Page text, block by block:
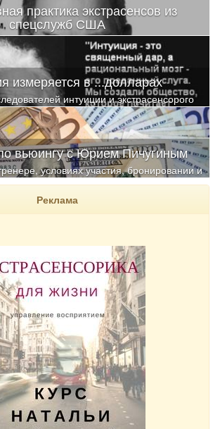
практика экстрасенсов из
спецслужб США
спецслужб США (проект Star Gates).
измеряется в ...долларах
интуиции и экстрасенсорого
человека единодушны во мнении, что
в большинстве своем обладают
интуицией и экстрасенсорными
мере повышенным ресурсом
и предчувствия
вьюингу с Юрием Пичугиным
условиях участия, бронировании и
оплате
Реклама